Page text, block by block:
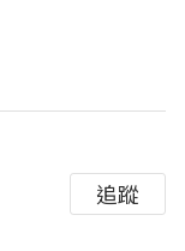
追蹤